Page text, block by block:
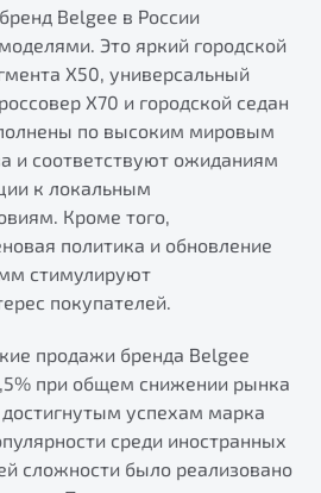
Belgee в России
Это яркий городской
X50, универсальный
X70 и городской седан
по высоким мировым
и соответствуют ожиданиям
к локальным
Кроме того,
политика и обновление
стимулируют
покупателей.
продажи бренда Belgee
при общем снижении рынка
достигнутым успехам марка
среди иностранных
сложности было реализовано